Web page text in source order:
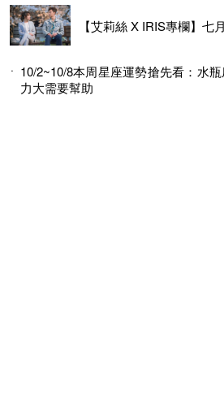
【艾莉絲 X IRIS專欄】七
10/2~10/8本周星座運勢搶先看：水
力大需要幫助